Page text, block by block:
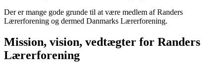
Der er mange gode grunde til at være medlem af Randers
Lærerforening og dermed Danmarks Lærerforening.
Mission, vision, vedtægter for Randers
Lærerforening